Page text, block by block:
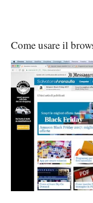
Come usare il